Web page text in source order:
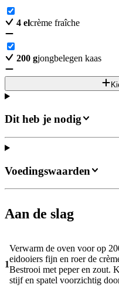
4 elcrème fraîche
200 gjongbelegen kaas
Dit heb je nodig
Aan de slag
1
Verwarm de oven voor op
eidooiers fijn en roer de
Bestrooi met peper en zout.
stijf en spatel voorzichtig
Voedingswaarden